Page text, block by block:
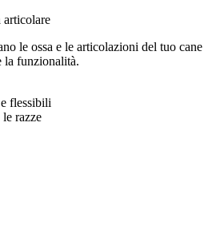
articolare
le ossa e le articolazioni del tuo cane
la funzionalità.
flessibili
razze